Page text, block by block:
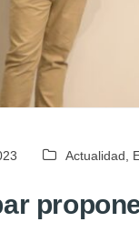
Actualidad